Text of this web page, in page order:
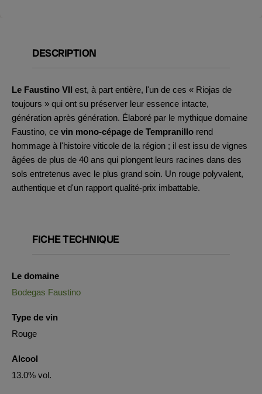
DESCRIPTION
Le Faustino VII est, à part entière, l'un de ces « Riojas de
toujours » qui ont su préserver leur essence intacte,
génération après génération. Élaboré par le mythique domaine
Faustino, ce vin mono-cépage de Tempranillo rend
hommage à l'histoire viticole de la région ; il est issu de vignes
âgées de plus de 40 ans qui plongent leurs racines dans des
sols entretenus avec le plus grand soin. Un rouge polyvalent,
authentique et d'un rapport qualité-prix imbattable.
FICHE TECHNIQUE
Le domaine
Bodegas Faustino
Type de vin
Rouge
Alcool
13.0% vol.